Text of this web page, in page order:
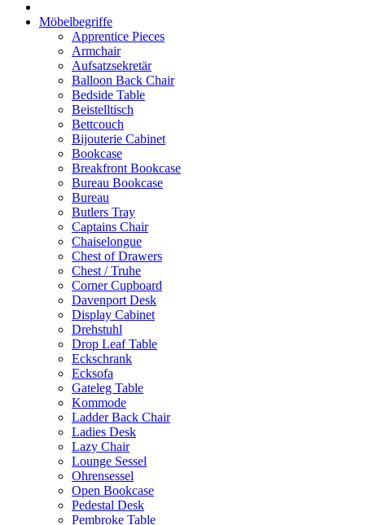
Möbelbegriffe
Apprentice Pieces
Armchair
Aufsatzsekretär
Balloon Back Chair
Bedside Table
Beistelltisch
Bettcouch
Bijouterie Cabinet
Bookcase
Breakfront Bookcase
Bureau Bookcase
Bureau
Butlers Tray
Captains Chair
Chaiselongue
Chest of Drawers
Chest / Truhe
Corner Cupboard
Davenport Desk
Display Cabinet
Drehstuhl
Drop Leaf Table
Eckschrank
Ecksofa
Gateleg Table
Kommode
Ladder Back Chair
Ladies Desk
Lazy Chair
Lounge Sessel
Ohrensessel
Open Bookcase
Pedestal Desk
Pembroke Table